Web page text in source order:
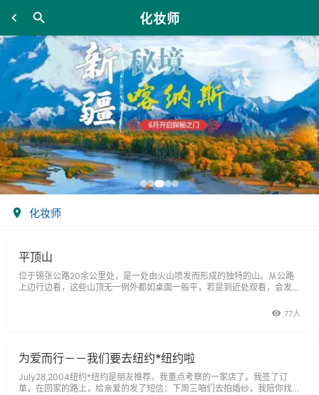
化妆师
化妆师
平顶山
位于锡张公路20余公里处，是一处由火山喷发而形成的独特的山。从公路
上边行边看，这些山顶无一例外都如桌面一般平，若是到近处观看，会发现
77人
为爱而行－－我们要去纽约*纽约啦
July28,2004纽约*纽约是朋友推荐，我重点考察的一家店了。我签了订
单，在回家的路上，给亲爱的发了短信：下周三咱们去拍婚纱，我陪你找个